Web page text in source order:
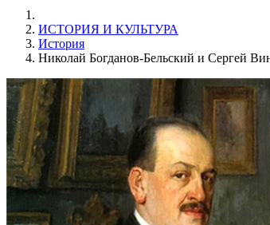
ИСТОРИЯ И КУЛЬТУРА
История
Николай Богданов-Бельский и Сергей